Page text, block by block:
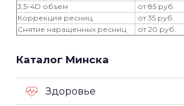
3,5-4D объем
от 85 руб.
Коррекция ресниц
от 35 руб.
Снятие наращенных ресниц
от 20 руб.
Каталог Минска
Здоровье